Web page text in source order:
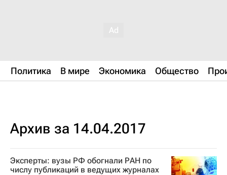
Политика В мире Экономика Общество
Архив за 14.04.2017
Эксперты: вузы РФ обогнали РАН по
числу публикаций в ведущих журналах